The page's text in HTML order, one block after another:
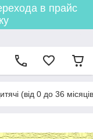
в прайс
(від 0 до 36